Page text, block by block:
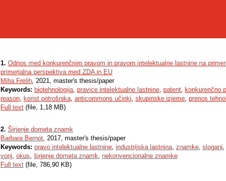
1. Odnos med konkurenčnim pravom in pravom intelektualne lastnine na
primerjalna perspektiva med ZDA in EU
Miha Frelih, 2021, master's thesis/paper
Keywords: biotehnologija, pravice intelektualne lastnine, patent, konkurenčno
reason, korist potrošnika, anticommons učinki, skupinske izjeme, prenos
Full text (file, 1,18 MB)
2. Širjenje dometa znamk
Barbara Bernot, 2017, master's thesis/paper
Keywords: pravo intelektualne lastnine, industrijska lastnina, znamke, slogani,
vonj, okus, širjenje dometa znamk, nekonvencionalne znamke
Full text (file, 786,90 KB)